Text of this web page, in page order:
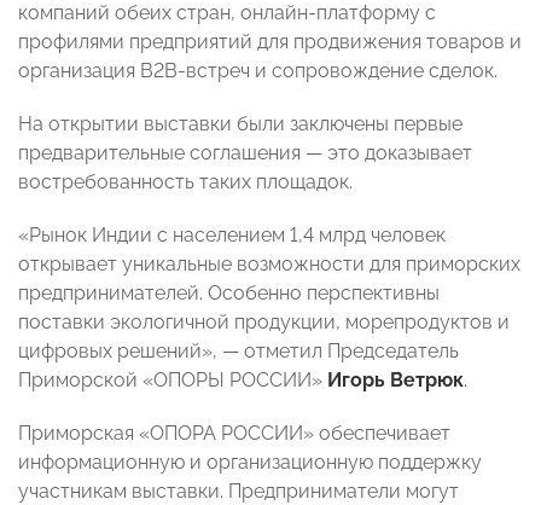
компаний обеих стран, онлайн-платформу с
профилями предприятий для продвижения товаров и
организация B2B-встреч и сопровождение сделок.
На открытии выставки были заключены первые
предварительные соглашения — это доказывает
востребованность таких площадок.
«Рынок Индии с населением 1,4 млрд человек
открывает уникальные возможности для приморских
предпринимателей. Особенно перспективны
поставки экологичной продукции, морепродуктов и
цифровых решений», — отметил Председатель
Приморской «ОПОРЫ РОССИИ» Игорь Ветрюк.
Приморская «ОПОРА РОССИИ» обеспечивает
информационную и организационную поддержку
участникам выставки. Предприниматели могут